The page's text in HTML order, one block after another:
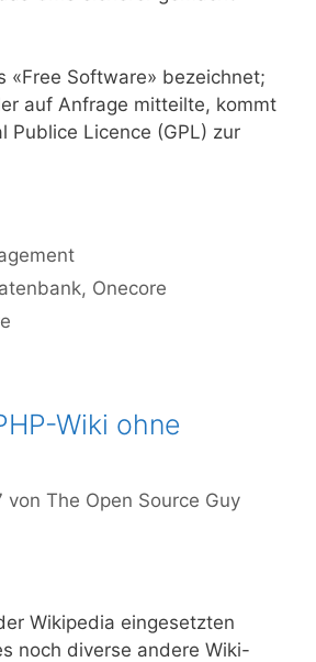
«Free Software» bezeichnet;
auf Anfrage mitteilte, kommt
Publice Licence (GPL) zur
, Onecore
Wiki ohne
von The Open Source Guy
Wikipedia eingesetzten
noch diverse andere Wiki-